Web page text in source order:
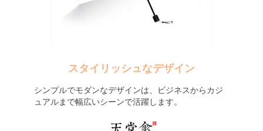
スタイリッシュなデザイン
シンプルでモダンなデザインは、ビジネスからカジ
ュアルまで幅広いシーンで活躍します。